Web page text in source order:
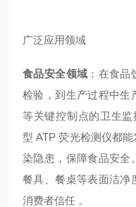
广泛应用领域
食品安全领域 ：在食
检验，到生产过程中生
等关键控制点的卫生
型 ATP 荧光检测仪都
染隐患，保障食品安全
餐具、餐桌等表面洁净
消费者信任 。